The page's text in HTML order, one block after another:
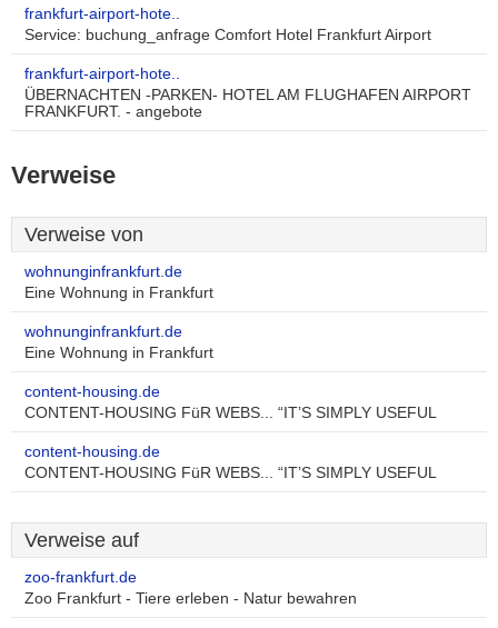
frankfurt-airport-hote..
Service: buchung_anfrage Comfort Hotel Frankfurt Airport
frankfurt-airport-hote..
ÜBERNACHTEN -PARKEN- HOTEL AM FLUGHAFEN AIRPORT
FRANKFURT. - angebote
Verweise
Verweise von
wohnunginfrankfurt.de
Eine Wohnung in Frankfurt
wohnunginfrankfurt.de
Eine Wohnung in Frankfurt
content-housing.de
CONTENT-HOUSING FüR WEBS... “IT’S SIMPLY USEFUL
content-housing.de
CONTENT-HOUSING FüR WEBS... “IT’S SIMPLY USEFUL
Verweise auf
zoo-frankfurt.de
Zoo Frankfurt - Tiere erleben - Natur bewahren